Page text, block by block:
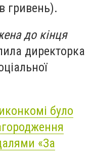
гривень).
до кінця
директорка
було
«За